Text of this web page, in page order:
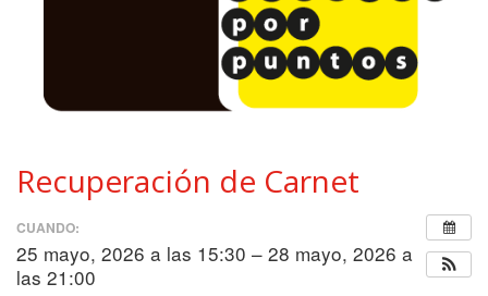
Recuperación de Carnet
CUANDO:
25 mayo, 2026 a las 15:30 – 28 mayo, 2026 a
las 21:00